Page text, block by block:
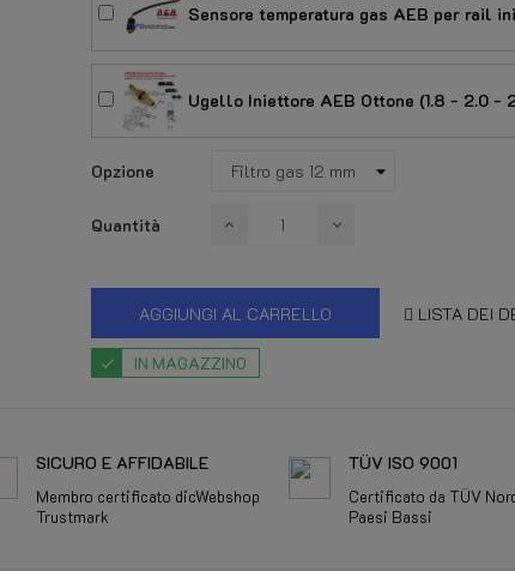
Sensore temperatura gas AEB per rail
Ugello Iniettore AEB Ottone (1.8 - 2.0 -
Opzione
Quantità
AGGIUNGI AL CARRELLO LISTA DEI
IN MAGAZZINO
SICURO E AFFIDABILE
Membro certificato dicWebshop
Trustmark
TÜV ISO 9001
Certificato da TÜV
Paesi Bassi